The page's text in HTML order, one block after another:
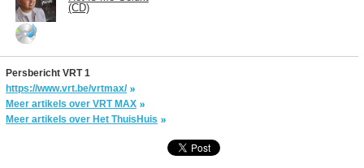
(CD)
Persbericht VRT 1
https://www.vrt.be/vrtmax/
Meer artikels over VRT MAX
Meer artikels over Het ThuisHuis